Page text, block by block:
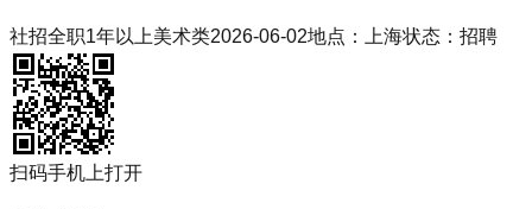
社招全职1年以上美术类2026-06-02地点： 上海状态： 招聘
扫码手机上打开